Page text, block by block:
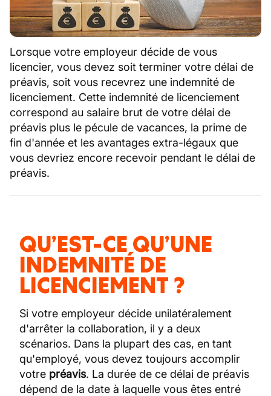
Lorsque votre employeur décide de vous
licencier, vous devez soit terminer votre délai de
préavis, soit vous recevrez une indemnité de
licenciement. Cette indemnité de licenciement
correspond au salaire brut de votre délai de
préavis plus le pécule de vacances, la prime de
fin d'année et les avantages extra-légaux que
vous devriez encore recevoir pendant le délai de
préavis.
QU’EST-CE QU’UNE
INDEMNITÉ DE
LICENCIEMENT ?
Si votre employeur décide unilatéralement
d'arrêter la collaboration, il y a deux
scénarios. Dans la plupart des cas, en tant
qu'employé, vous devez toujours accomplir
votre préavis. La durée de ce délai de préavis
dépend de la date à laquelle vous êtes entré